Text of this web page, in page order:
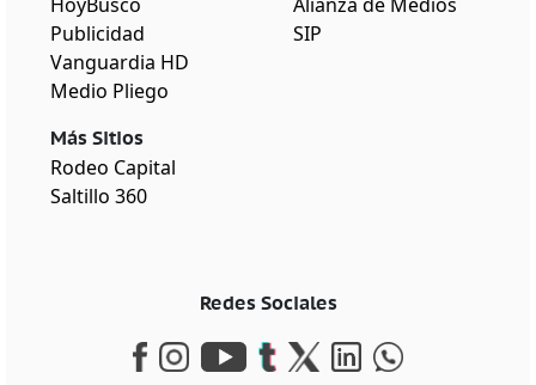
Publicidad
Vanguardia HD
Medio Pliego
Más Sitios
Rodeo Capital
Saltillo 360
SIP
Redes Sociales